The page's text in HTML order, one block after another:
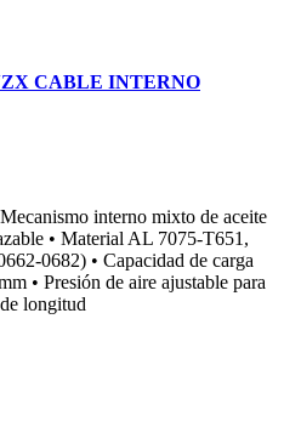
CABLE INTERNO
interno mixto de aceite
• Material AL 7075-T651,
0682) • Capacidad de carga
• Presión de aire ajustable para
longitud